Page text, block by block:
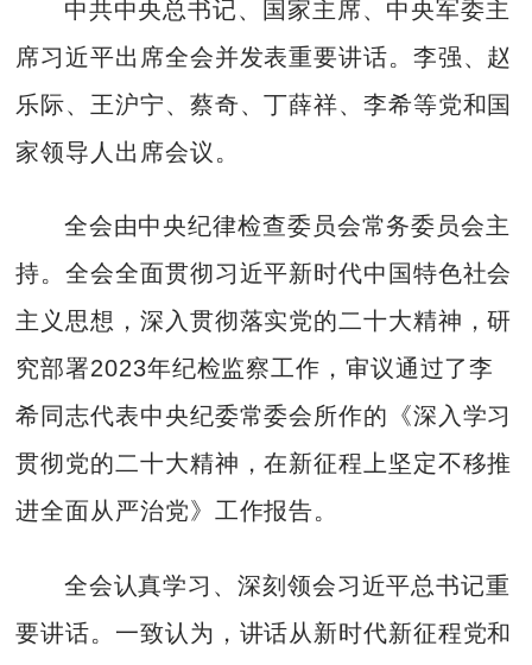
中共中央总书记、国家主席、中央军委主
席习近平出席全会并发表重要讲话。李强、赵
乐际、王沪宁、蔡奇、丁薛祥、李希等党和国
家领导人出席会议。
全会由中央纪律检查委员会常务委员会主
持。全会全面贯彻习近平新时代中国特色社会
主义思想，深入贯彻落实党的二十大精神，研
究部署2023年纪检监察工作，审议通过了李
希同志代表中央纪委常委会所作的《深入学习
贯彻党的二十大精神，在新征程上坚定不移推
进全面从严治党》工作报告。
全会认真学习、深刻领会习近平总书记重
要讲话。一致认为，讲话从新时代新征程党和